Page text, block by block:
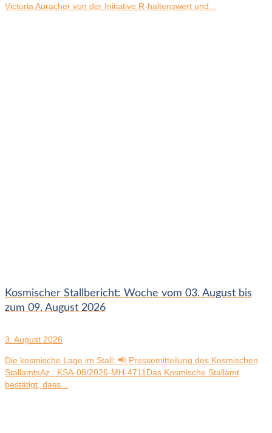
Victoria Auracher von der Initiative R-haltenswert und...
Kosmischer Stallbericht: Woche vom 03. August bis
zum 09. August 2026
3. August 2026
Die kosmische Lage im Stall: 📢 Pressemitteilung des Kosmischen
StallamtsAz.: KSA-08/2026-MH-4711Das Kosmische Stallamt
bestätigt, dass...